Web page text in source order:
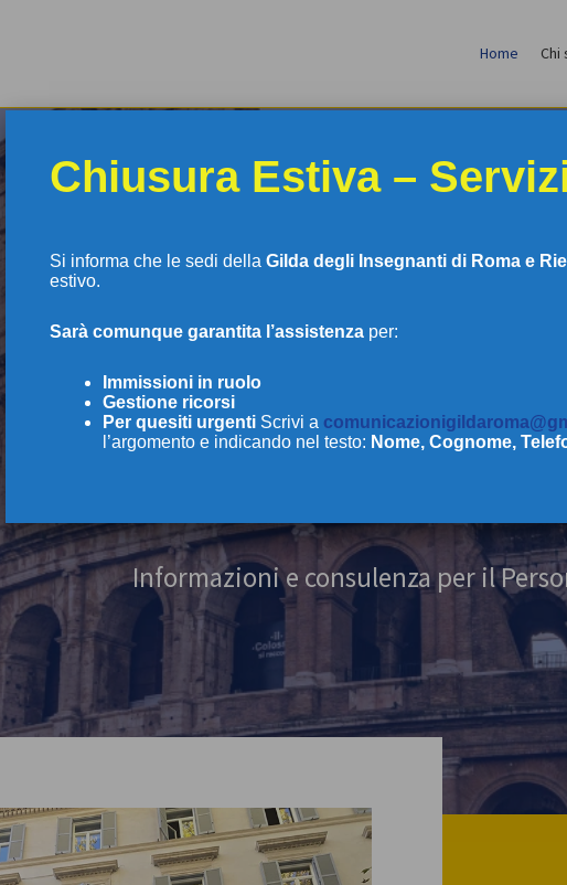
Home Chi
GILDA DEGLI
Informazioni e consulenza per il
Chiusura Estiva –
Si informa che le sedi della Gilda degli Insegnanti di Roma e
estivo.
Sarà comunque garantita l’assistenzaper:
Immissioni in ruolo
Gestione ricorsi
Perquesiti urgenti Scrivi a
l’argomento e indicando nel testo: Nome, Cognome,